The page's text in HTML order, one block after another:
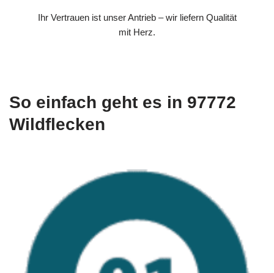
Ihr Vertrauen ist unser Antrieb – wir liefern Qualität
mit Herz.
So einfach geht es in 97772
Wildflecken